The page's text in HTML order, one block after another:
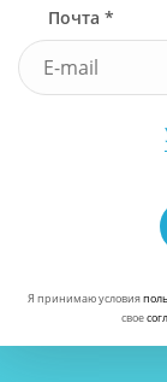
Почта *
Я принимаю условия
свое